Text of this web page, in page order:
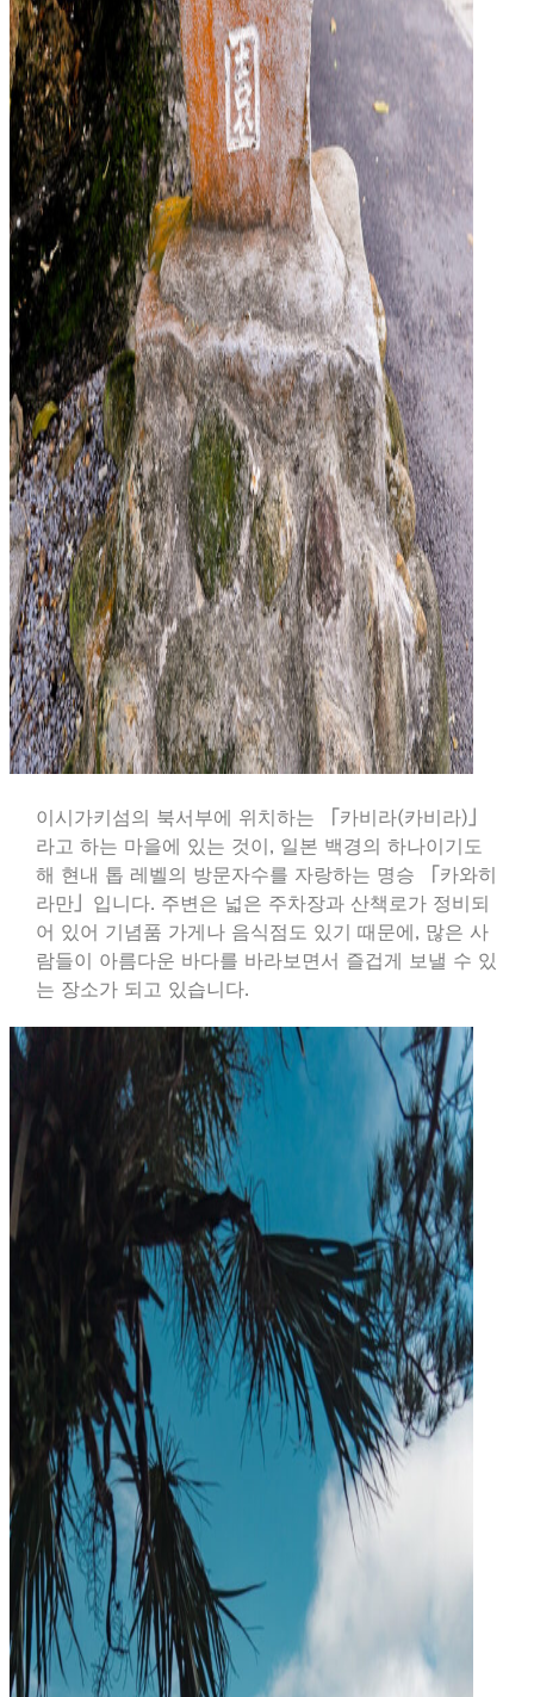
이시가키섬의 북서부에 위치하는 「카비라(카비라)」
라고 하는 마을에 있는 것이, 일본 백경의 하나이기도
해 현내 톱 레벨의 방문자수를 자랑하는 명승 「카와히
라만」입니다. 주변은 넓은 주차장과 산책로가 정비되
어 있어 기념품 가게나 음식점도 있기 때문에, 많은 사
람들이 아름다운 바다를 바라보면서 즐겁게 보낼 수 있
는 장소가 되고 있습니다.